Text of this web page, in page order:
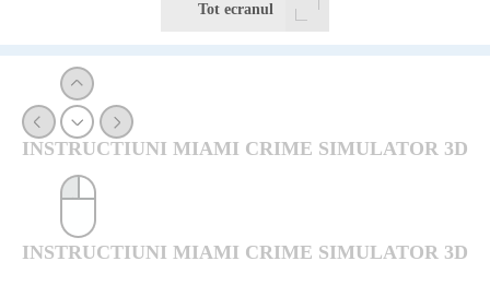
Tot ecranul
INSTRUCTIUNI MIAMI CRIME SIMULATOR 3D
INSTRUCTIUNI MIAMI CRIME SIMULATOR 3D